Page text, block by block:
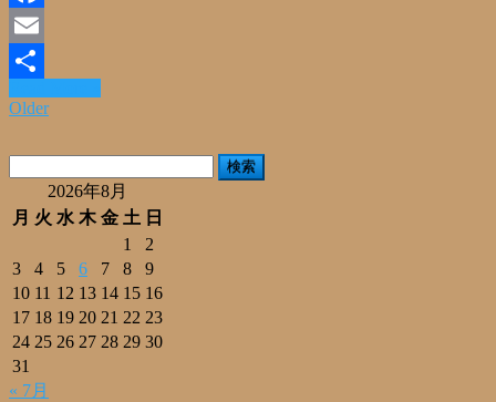
Facebook
Email
共
Older
2026年8月
月 火 水 木 金 土 日
1
2
3
4 5 6 7 8
9
10 11 12 13 14 15 16
17 18 19 20 21 22 23
24 25 26 27 28 29 30
31
« 7月